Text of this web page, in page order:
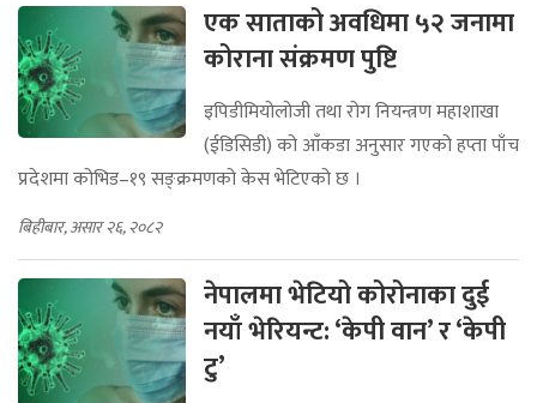
एक साताको अवधिमा ५२ जनामा
कोराना संक्रमण पुष्टि
इपिडीमियोलोजी तथा रोग नियन्त्रण महाशाखा
(ईडिसिडी) को आँकडा अनुसार गएको हप्ता पाँच
प्रदेशमा कोभिड–१९ सङ्क्रमणको केस भेटिएको छ ।
बिहीबार, असार २६, २०८२
नेपालमा भेटियो कोरोनाका दुई
नयाँ भेरियन्ट: ‘केपी वान’ र ‘केपी
टु’